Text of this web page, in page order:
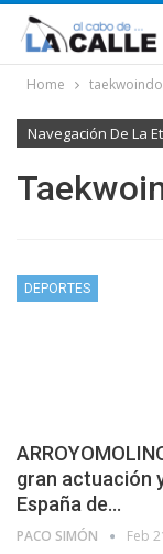
Home taekwoindo
Navegación De La
DEPORTES
gran actuación
España de…
PACO SIMÓN Feb